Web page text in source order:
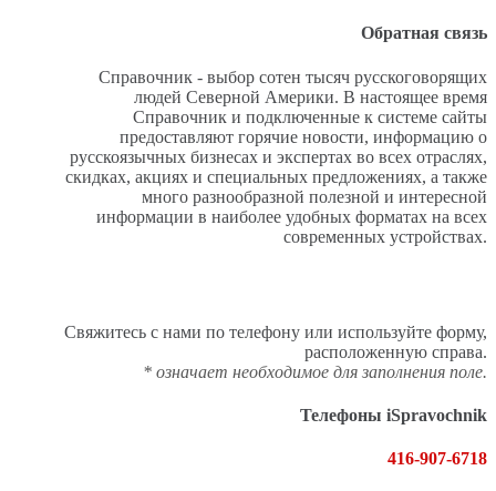
Обратная связь
Справочник - выбор сотен тысяч русскоговорящих
людей Северной Америки. В настоящее время
Справочник и подключенные к системе сайты
предоставляют горячие новости, информацию о
русскоязычных бизнесах и экспертах во всех отраслях,
скидках, акциях и специальных предложениях, а также
много разнообразной полезной и интересной
информации в наиболее удобных форматах на всех
современных устройствах.
Свяжитесь с нами по телефону или используйте форму,
расположенную справа.
* означает необходимое для заполнения поле.
Телефоны iSpravochnik
416-907-6718